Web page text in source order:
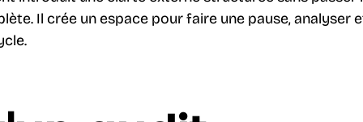
Il crée un espace pour faire une pause, analyser